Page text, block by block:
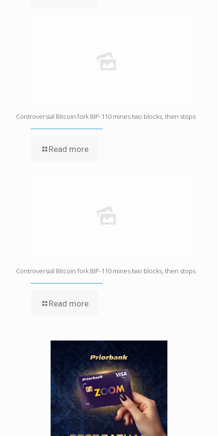
Controversial Bitcoin fork BIP-110 mines two blocks, then stops
Read more
Controversial Bitcoin fork BIP-110 mines two blocks, then stops
Read more